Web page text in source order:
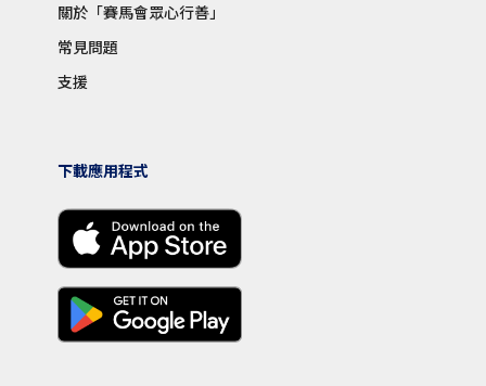
關於「賽馬會眾心行善」
常見問題
支援
下載應用程式